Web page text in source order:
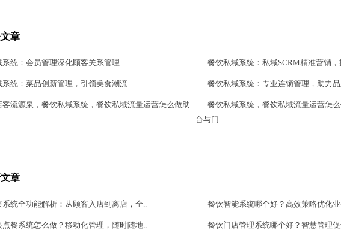
章
系统：会员管理深化顾客关系管理 餐饮私域系统：私域SCRM精准营销
系统：菜品创新管理，引领美食潮流 餐饮私域系统：专业连锁管理，助力
客流源泉，餐饮私域系统，餐饮私域流量运营怎么做助
餐饮私域系统，餐饮私域流量运营怎
台与门...
章
系统全功能解析：从顾客入店到离店，全.. 餐饮智能系统哪个好？高效策略优化业
点餐系统怎么做？移动化管理，随时随地.. 餐饮门店管理系统哪个好？智慧管理促